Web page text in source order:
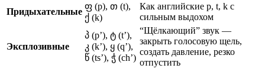
Придыхательные
ფ (p), თ (t),
ქ (k)
Как английские p, t, k с
сильным выдохом
Эксплозивные
პ (p’), ტ (t’),
კ (k’), ყ (q’),
წ (ts’), ჭ (ch’)
“Щёлкающий” звук —
закрыть голосовую щель,
создать давление, резко
отпустить